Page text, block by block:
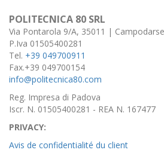
POLITECNICA 80 SRL
Via Pontarola 9/A, 35011 |
P.Iva 01505400281
Tel. +39 049700911
Fax.+39 049700154
info@politecnica80.com
Reg. Impresa di Padova
Iscr. N. 01505400281 - REA N. 167477
PRIVACY:
Avis de confidentialité du client